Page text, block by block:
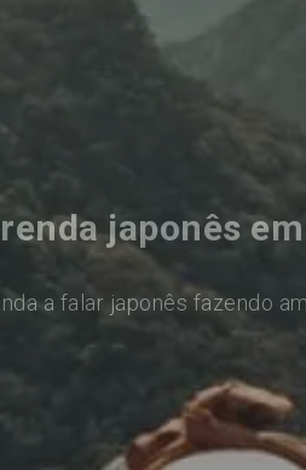
japonês
a falar japonês fazendo